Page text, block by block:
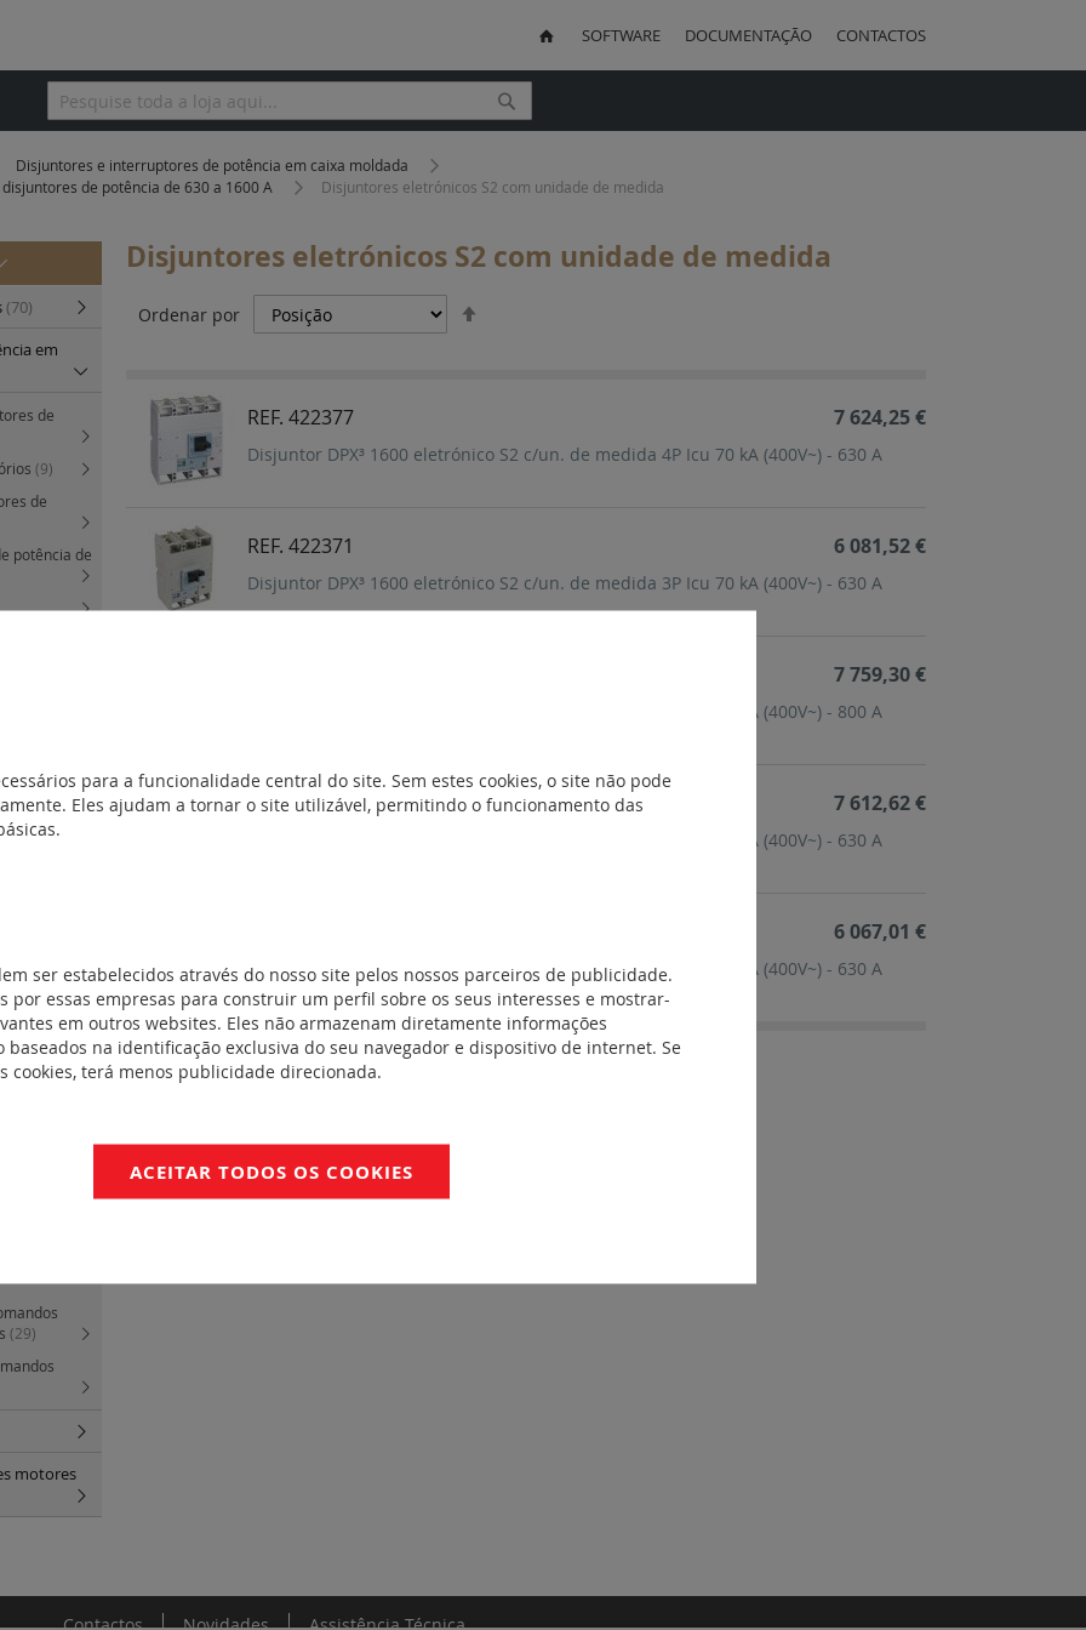
SOFTWARE DOCUMENTAÇÃO CONTACTOS
Pesquisa Pesquisa
Disjuntores e interruptores de potência em caixa moldada
de potência de 630 a 1600 A
Disjuntores eletrónicos S2 com unidade de medida
Disjuntores eletrónicos S2 com unidade de medida
Ordenar por
REF. 422377
Disjuntor DPX³ 1600 eletrónico S2 c/un. de medida 4P Icu 70 kA (400V~) - 630 A
7 624,25 €
REF. 422371
Disjuntor DPX³ 1600 eletrónico S2 c/un. de medida 3P Icu 70 kA (400V~) - 630 A
6 081,52 €
Disjuntor DPX³ 1600 eletrónico S2 c/un. de medida 4P Icu 50 kA (400V~) - 800 A
7 759,30 €
REF. 422365
Disjuntor DPX³ 1600 eletrónico S2 c/un. de medida 4P Icu 50 kA (400V~) - 630 A
7 612,62 €
Disjuntor DPX³ 1600 eletrónico S2 c/un. de medida 3P Icu 50 kA (400V~) - 630 A
6 067,01 €
(70)
em
de
(9)
de
potência de
comuns
-
(5)
-
A(30)
de
(3)
(2)
(11)
e
e
(29)
motores
Contactos Novidades Assistência Técnica
para a funcionalidade central do site. Sem estes cookies, o site não pode
Eles ajudam a tornar o site utilizável, permitindo o funcionamento das
ser estabelecidos através do nosso site pelos nossos parceiros de publicidade.
por essas empresas para construir um perfil sobre os seus interesses e mostrar-
em outros websites. Eles não armazenam diretamente informações
baseados na identificação exclusiva do seu navegador e dispositivo de internet. Se
cookies, terá menos publicidade direcionada.
ACEITAR TODOS OS COOKIES